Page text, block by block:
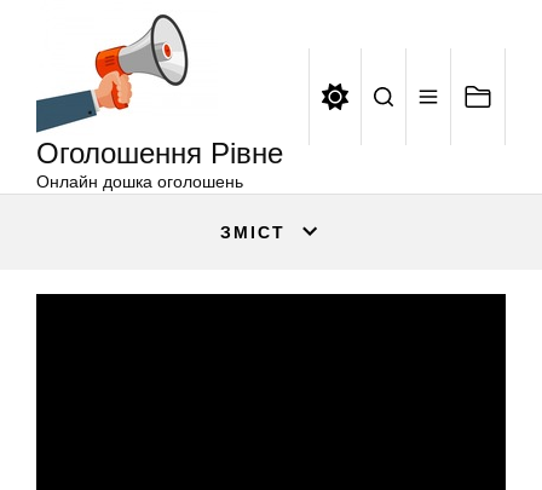
Оголошення Рівне
Онлайн дошка оголошень
ЗМІСТ